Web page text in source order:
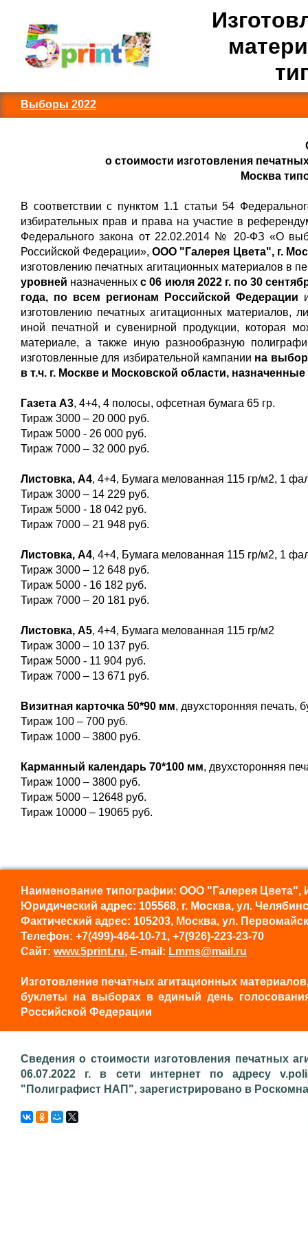
Выборы 2022
о стоимости изготовления
Москва
В соответствии с пунктом 1.1 статьи 54
избирательных прав и права на участие в
Федерального закона от 22.02.2014 № 20-ФЗ «О
Российской Федерации»,ООО "Галерея Цвета", г.
изготовлению печатных агитационных материалов в
уровней назначенныхс 06 июля 2022 г. по 30
года, по всем регионам Российской Федерации
изготовлению печатных агитационных материалов,
иной печатной и сувенирной продукции, которая
материале, а также иную разнообразную
изготовленные для избирательной кампании на
в т.ч. г. Москве и Московской области, назначенные
Газета А3, 4+4, 4 полосы, офсетная бумага 65 гр.
Тираж 3000 – 20 000 руб.
Тираж 5000 - 26 000 руб.
Тираж 7000 – 32 000 руб.
Листовка, А4, 4+4, Бумага мелованная 115 гр/м2, 1
Тираж 3000 – 14 229 руб.
Тираж 5000 - 18 042 руб.
Тираж 7000 – 21 948 руб.
Листовка, А4, 4+4, Бумага мелованная 115 гр/м2, 1
Тираж 3000 – 12 648 руб.
Тираж 5000 - 16 182 руб.
Тираж 7000 – 20 181 руб.
Листовка, А5, 4+4, Бумага мелованная 115 гр/м2
Тираж 3000 – 10 137 руб.
Тираж 5000 - 11 904 руб.
Тираж 7000 – 13 671 руб.
Визитная карточка 50*90 мм, двухсторонняя печать,
Тираж 100 – 700 руб.
Тираж 1000 – 3800 руб.
Карманный календарь 70*100 мм, двухсторонняя
Тираж 1000 – 3800 руб.
Тираж 5000 – 12648 руб.
Тираж 10000 – 19065 руб.
Наименование типографии: ООО "Галерея Цвета",
Юридический адрес: 105568, г. Москва, ул.
Фактический адрес: 105203, Москва, ул.
Телефон: +7(499)-464-10-71, +7(926)-223-23-70
Сайт: www.5print.ru, E-mail: Lmms@mail.ru
Изготовление печатных агитационных
буклеты на выборах в единый день
Российской Федерации
Сведения о стоимости изготовления печатных
06.07.2022 г. в сети интернет по адресу
"Полиграфист НАП", зарегистрировано в